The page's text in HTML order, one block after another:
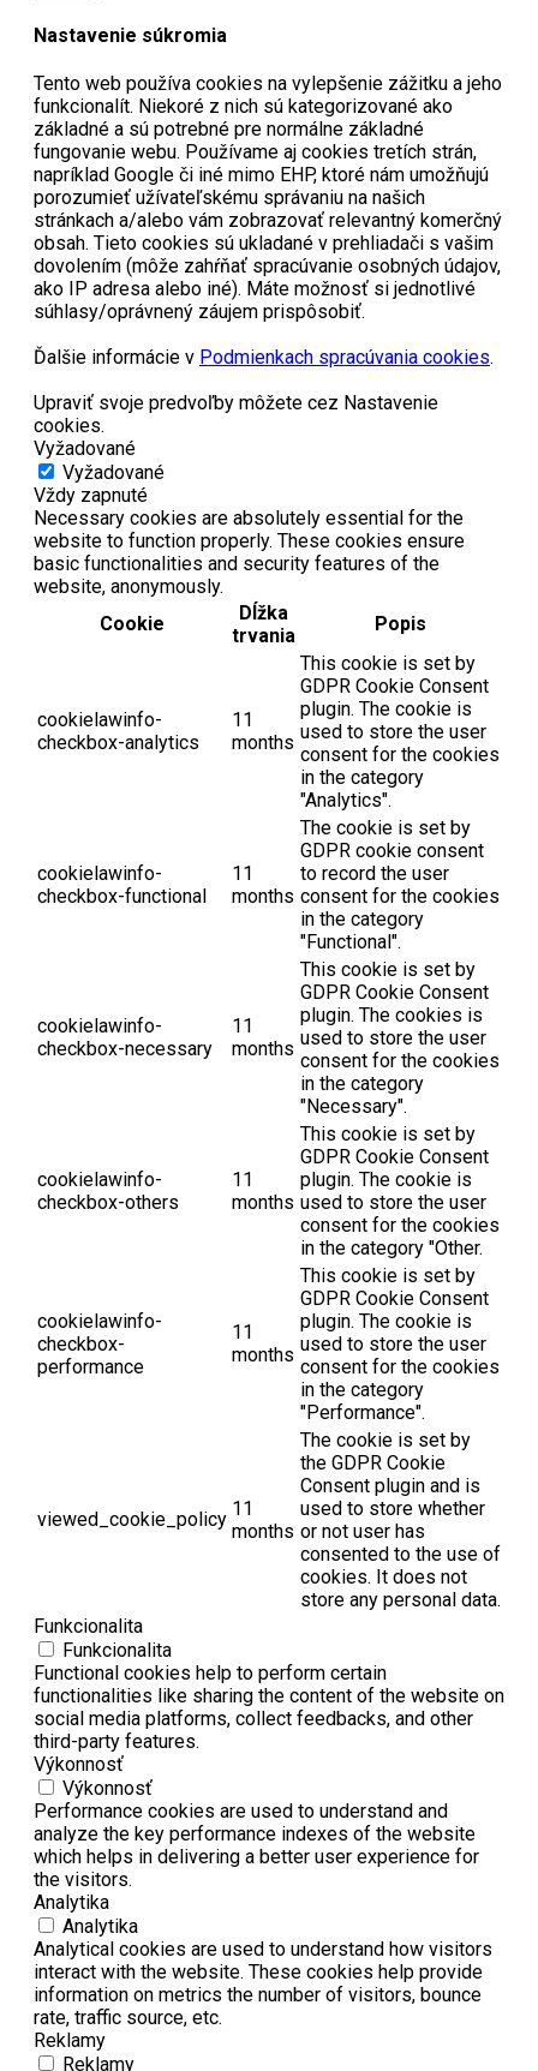
Nastavenie súkromia
Tento web používa cookies na vylepšenie zážitku a jeho
funkcionalít. Niekoré z nich sú kategorizované ako
základné a sú potrebné pre normálne základné
fungovanie webu. Používame aj cookies tretích strán,
napríklad Google či iné mimo EHP, ktoré nám umožňujú
porozumieť užívateľskému správaniu na našich
stránkach a/alebo vám zobrazovať relevantný komerčný
obsah. Tieto cookies sú ukladané v prehliadači s vašim
dovolením (môže zahŕňať spracúvanie osobných údajov,
ako IP adresa alebo iné). Máte možnosť si jednotlivé
súhlasy/oprávnený záujem prispôsobiť.
Ďalšie informácie v Podmienkach spracúvania cookies.
Upraviť svoje predvoľby môžete cez Nastavenie
cookies.
Vyžadované
Vyžadované
Vždy zapnuté
Necessary cookies are absolutely essential for the
website to function properly. These cookies ensure
basic functionalities and security features of the
website, anonymously.
Cookie
Dĺžka
trvania
Popis
cookielawinfo-
checkbox-analytics
11
months
This cookie is set by
GDPR Cookie Consent
plugin. The cookie is
used to store the user
consent for the cookies
in the category
"Analytics".
cookielawinfo-
checkbox-functional
11
months
The cookie is set by
GDPR cookie consent
to record the user
consent for the cookies
in the category
"Functional".
cookielawinfo-
checkbox-necessary
11
months
This cookie is set by
GDPR Cookie Consent
plugin. The cookies is
used to store the user
consent for the cookies
in the category
"Necessary".
cookielawinfo-
checkbox-others
11
months
This cookie is set by
GDPR Cookie Consent
plugin. The cookie is
used to store the user
consent for the cookies
in the category "Other.
cookielawinfo-
checkbox-
performance
11
months
This cookie is set by
GDPR Cookie Consent
plugin. The cookie is
used to store the user
consent for the cookies
in the category
"Performance".
viewed_cookie_policy 11
months
The cookie is set by
the GDPR Cookie
Consent plugin and is
used to store whether
or not user has
consented to the use of
cookies. It does not
store any personal data.
Funkcionalita
Funkcionalita
Functional cookies help to perform certain
functionalities like sharing the content of the website on
social media platforms, collect feedbacks, and other
third-party features.
Výkonnosť
Výkonnosť
Performance cookies are used to understand and
analyze the key performance indexes of the website
which helps in delivering a better user experience for
the visitors.
Analytika
Analytika
Analytical cookies are used to understand how visitors
interact with the website. These cookies help provide
information on metrics the number of visitors, bounce
rate, traffic source, etc.
Reklamy
Reklamy